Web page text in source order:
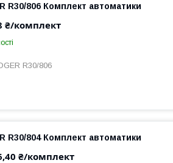
R30/806 Комплект автоматики
₴/комплект
R30/806
R30/804 Комплект автоматики
₴/комплект